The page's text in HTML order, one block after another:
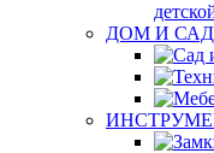
ДОМ И САД